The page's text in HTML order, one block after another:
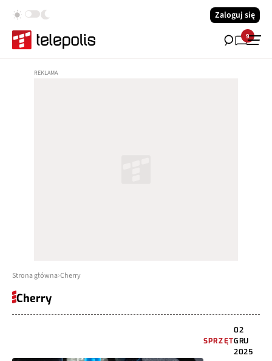
Zaloguj się
9
Strona główna Cherry
Cherry
SPRZĘT
02
GRU
2025